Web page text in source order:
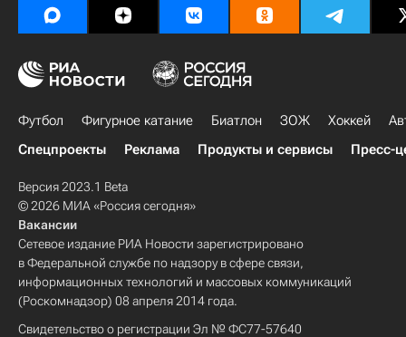
Футбол Фигурное катание Биатлон ЗОЖ Хоккей
Спецпроекты
Реклама Продукты и сервисы Пресс-
Версия 2023.1 Beta
© 2026 МИА «Россия сегодня»
Вакансии
Сетевое издание РИА Новости зарегистрировано
в Федеральной службе по надзору в сфере связи,
информационных технологий и массовых коммуникаций
(Роскомнадзор) 08 апреля 2014 года.
Свидетельство о регистрации Эл № ФС77-57640